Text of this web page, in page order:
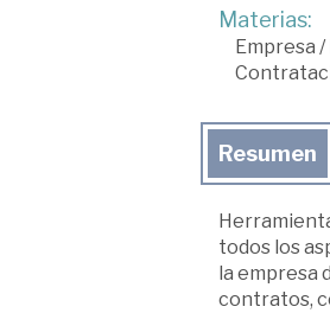
Materias:
Empresa /
Resumen
todos los
la empresa
contratos,